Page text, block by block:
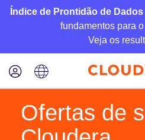
Índice de Prontidão de Dados
fundamentos para
Veja os
Ofertas de